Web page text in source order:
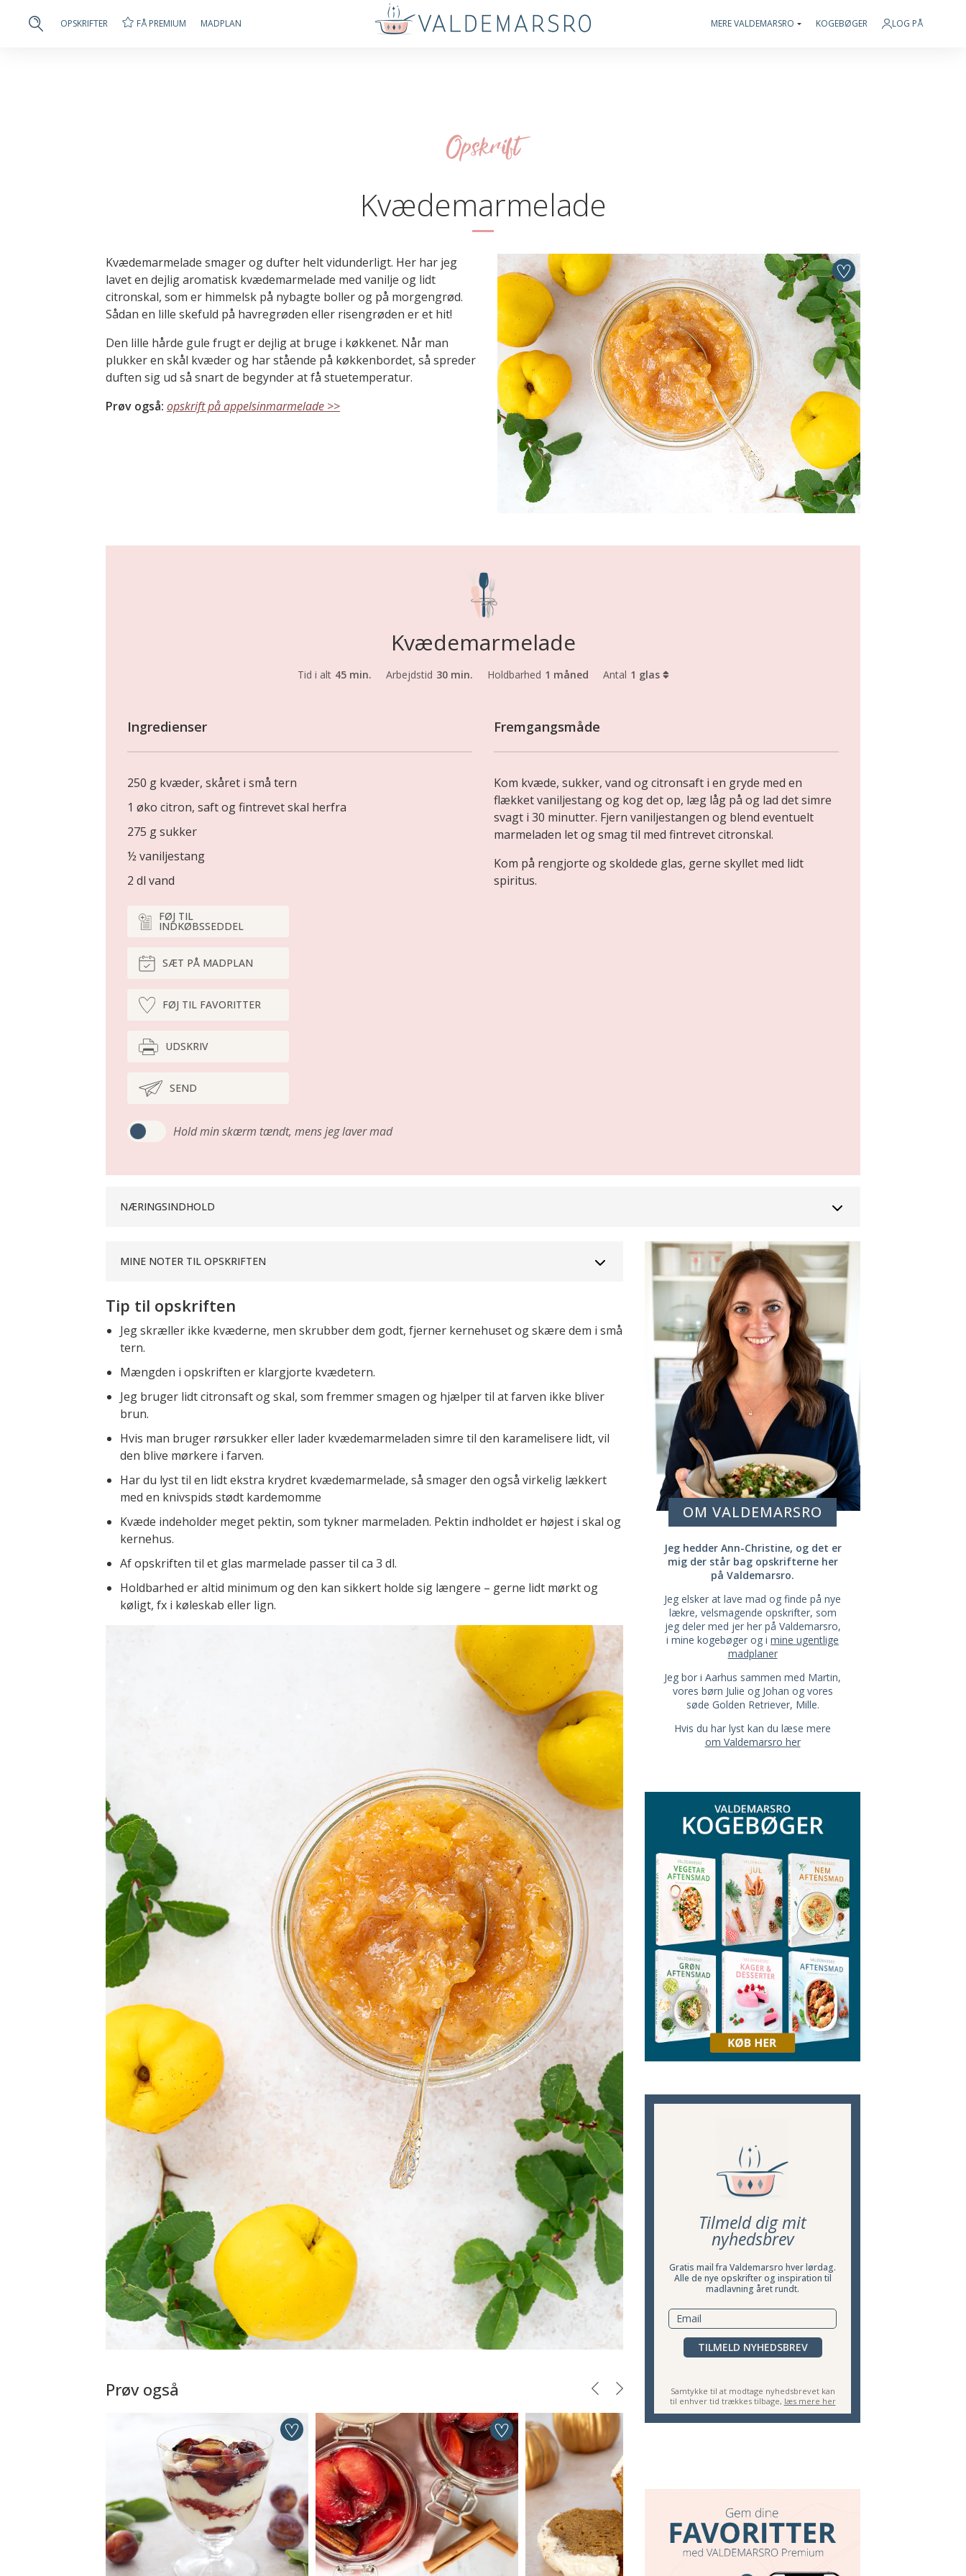
OPSKRIFTER FÅ PREMIUM MADPLAN MERE VALDEMARSRO KOGEBØGER LOG PÅ
Opskrift
Kvædemarmelade
Kvædemarmelade smager og dufter helt vidunderligt. Her har jeg
lavet en dejlig aromatisk kvædemarmelade med vanilje og lidt
citronskal, som er himmelsk på nybagte boller og på morgengrød.
Sådan en lille skefuld på havregrøden eller risengrøden er et hit!
Den lille hårde gule frugt er dejlig at bruge i køkkenet. Når man
plukker en skål kvæder og har stående på køkkenbordet, så spreder
duften sig ud så snart de begynder at få stuetemperatur.
Prøv også: opskrift på appelsinmarmelade >>
Kvædemarmelade
Tid i alt 45 min. Arbejdstid 30 min. Holdbarhed 1 måned Antal 1 glas
Ingredienser
250 g kvæder, skåret i små tern
1 øko citron, saft og fintrevet skal herfra
275 g sukker
½ vaniljestang
2 dl vand
Fremgangsmåde
Kom kvæde, sukker, vand og citronsaft i en gryde med en
flækket vaniljestang og kog det op, læg låg på og lad det simre
svagt i 30 minutter. Fjern vaniljestangen og blend eventuelt
marmeladen let og smag til med fintrevet citronskal.
Kom på rengjorte og skoldede glas, gerne skyllet med lidt
spiritus.
FØJ TIL
INDKØBSSEDDEL
SÆT PÅ MADPLAN
FØJ TIL FAVORITTER
UDSKRIV
SEND
Hold min skærm tændt, mens jeg laver mad
NÆRINGSINDHOLD
MINE NOTER TIL OPSKRIFTEN
Tip til opskriften
Jeg skræller ikke kvæderne, men skrubber dem godt, fjerner kernehuset og skære dem i små
tern.
Mængden i opskriften er klargjorte kvædetern.
Jeg bruger lidt citronsaft og skal, som fremmer smagen og hjælper til at farven ikke bliver
brun.
Hvis man bruger rørsukker eller lader kvædemarmeladen simre til den karamelisere lidt, vil
den blive mørkere i farven.
Har du lyst til en lidt ekstra krydret kvædemarmelade, så smager den også virkelig lækkert
med en knivspids stødt kardemomme
Kvæde indeholder meget pektin, som tykner marmeladen. Pektin indholdet er højest i skal og
kernehus.
Af opskriften til et glas marmelade passer til ca 3 dl.
Holdbarhed er altid minimum og den kan sikkert holde sig længere – gerne lidt mørkt og
køligt, fx i køleskab eller lign.
Prøv også
OM VALDEMARSRO
Jeg hedder Ann-Christine, og det er
mig der står bag opskrifterne her
på Valdemarsro.
Jeg elsker at lave mad og finde på nye
lækre, velsmagende opskrifter, som
jeg deler med jer her på Valdemarsro,
i mine kogebøger og i mine ugentlige
madplaner
Jeg bor i Aarhus sammen med Martin,
vores børn Julie og Johan og vores
søde Golden Retriever, Mille.
Hvis du har lyst kan du læse mere
om Valdemarsro her
Tilmeld dig mit
nyhedsbrev
Gratis mail fra Valdemarsro hver lørdag.
Alle de nye opskrifter og inspiration til
madlavning året rundt.
TILMELD NYHEDSBREV
Samtykke til at modtage nyhedsbrevet kan
til enhver tid trækkes tilbage, læs mere her